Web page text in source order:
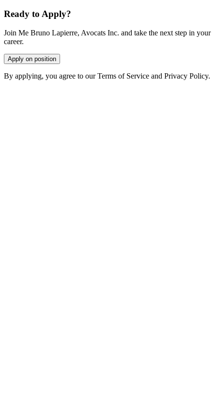
Ready to Apply?
Join Me Bruno Lapierre, Avocats Inc. and take the next step in your
career.
Apply on position
By applying, you agree to our Terms of Service and Privacy Policy.